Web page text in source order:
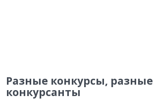
Разные конкурсы, разные
конкурсанты